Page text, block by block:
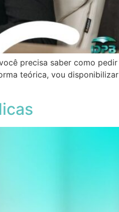
precisa saber como pedir
teórica, vou disponibilizar